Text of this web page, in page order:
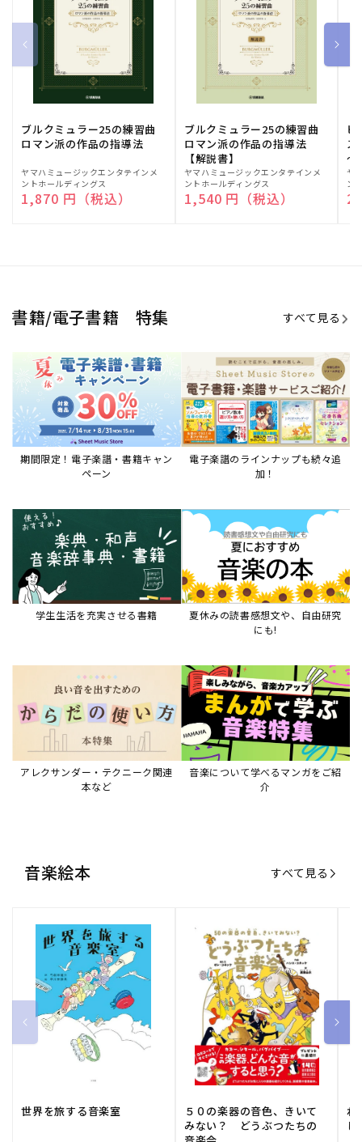
ブルクミュラー25の練習曲
ロマン派の作品の指導法
販
売
元:
ヤマハミュージックエンタテインメ
ントホールディングス
通常価格
1,870 円（税込）
ブルクミュラー25の練習曲
ロマン派の作品の指導法
【解説書】
販
売
元:
ヤマハミュージックエンタテインメ
ントホールディングス
通常価格
1,540 円（税込）
ピ
ス
～
販
売
元:
ヤ
ン
書籍/電子書籍 特集 すべて見る
期間限定！電子楽譜・書籍キャン
ペーン
電子楽譜のラインナップも続々追
加！
学生生活を充実させる書籍
夏休みの読書感想文や、自由研究
にも!
アレクサンダー・テクニーク関連
本など
音楽について学べるマンガをご紹
介
音楽絵本 すべて見る
世界を旅する音楽室
５０の楽器の音色、きいて
みない？ どうぶつたちの
ね